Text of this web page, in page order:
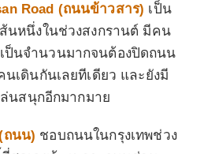
Road (ถนนข้าวสาร) เป็น
นหนึ่งในช่วงสงกรานต์ มีคน
ป็นจำนวนมากจนต้องปิดถนน
เดินกันเลยทีเดียว และยังมี
ล่นสนุกอีกมากมาย
ถนน) ชอบถนนในกรุงเทพช่วง